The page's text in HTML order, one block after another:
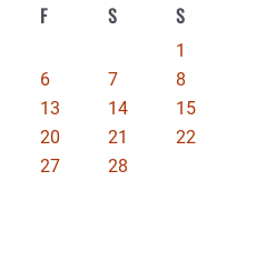
F S S
1
6 7
8
13 14
15
20 21
22
27
28